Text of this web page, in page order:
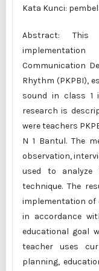
Kata Kunci:
Abstract:
Communication
Rhythm (PKPBI),
sound in class 1
research is
were teachers
N 1 Bantul. The
observation,
used to analyze
technique. The
implementation of
in accordance
educational goal
teacher uses
planning,